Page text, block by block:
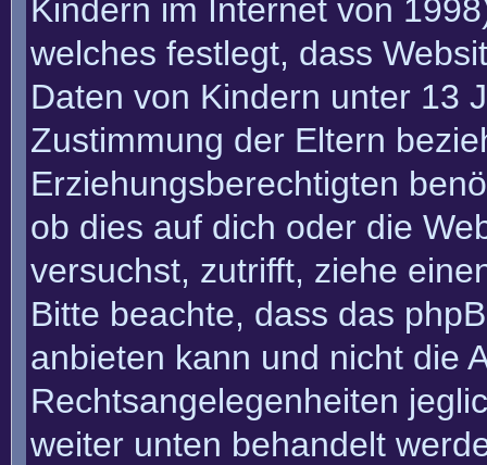
Kindern im Internet von
welches festlegt, dass
Daten von Kindern unter 13
Zustimmung der Eltern
Erziehungsberechtigten
ob dies auf dich oder die
versuchst, zutrifft, ziehe
Bitte beachte, dass das
anbieten kann und nicht die
Rechtsangelegenheiten
weiter unten behandelt